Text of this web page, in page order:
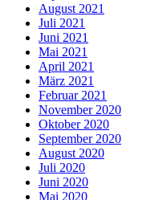
August 2021
Juli 2021
Juni 2021
Mai 2021
April 2021
März 2021
Februar 2021
November 2020
Oktober 2020
September 2020
August 2020
Juli 2020
Juni 2020
Mai 2020